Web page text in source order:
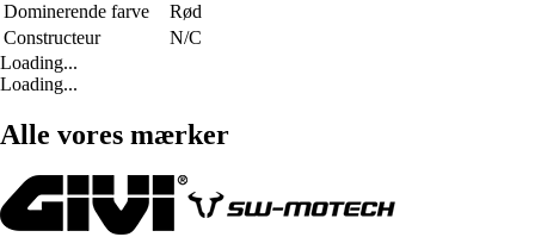
Dominerende farve
Rød
Constructeur
N/C
Loading...
Loading...
Alle vores mærker